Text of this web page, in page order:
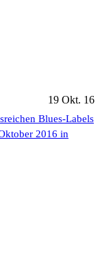
19 Okt. 16
Blues-Labels
2016 in